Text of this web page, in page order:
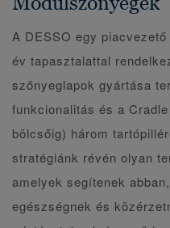
A DESSO egy
év tapasztalattal
szőnyeglapok gyártása
funkcionalitás és a
bölcsőig) három
stratégiánk révén olyan
amelyek segítenek
egészségnek és